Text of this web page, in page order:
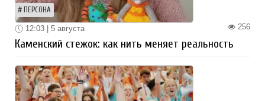
ПЕРСОНА
256
12:03 | 5 августа
Каменский стежок: как нить меняет реальность